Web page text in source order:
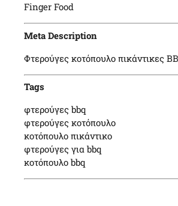
Finger Food
Meta Description
Φτερούγες κοτόπουλο πικάντικες
Tags
φτερούγες bbq
φτερούγες κοτόπουλο
κοτόπουλο πικάντικο
φτερούγες για bbq
κοτόπουλο bbq